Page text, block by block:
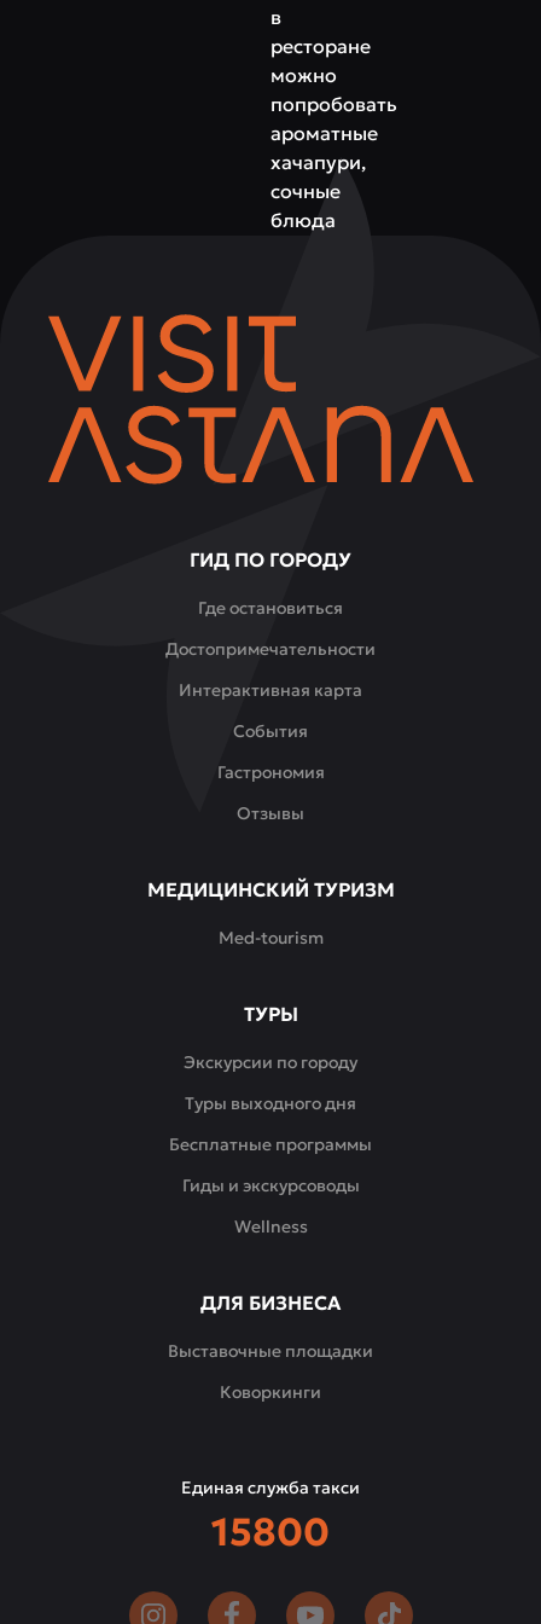
в
ресторане
можно
попробовать
ароматные
хачапури,
сочные
блюда
закуски,
идеально
подходящие
для
или
Интерьер
сочетает
уют
современным
мягкий
деревянные
и
зелень
создают
атмосферу
и
ГИД ПО ГОРОДУ
Где остановиться
Достопримечательности
Интерактивная карта
События
Гастрономия
Отзывы
МЕДИЦИНСКИЙ ТУРИЗМ
Med-tourism
ТУРЫ
Экскурсии по городу
Туры выходного дня
Бесплатные программы
Гиды и экскурсоводы
Wellness
ДЛЯ БИЗНЕСА
Выставочные площадки
Коворкинги
Единая служба такси
15800